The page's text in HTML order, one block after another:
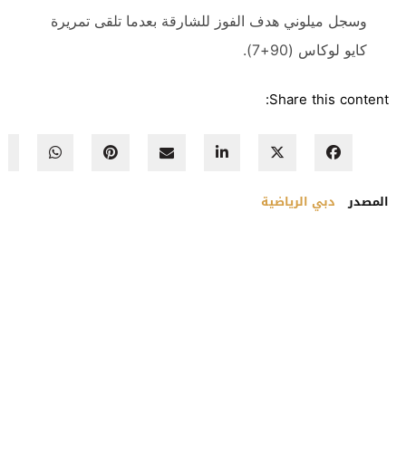
وسجل ميلوني هدف الفوز للشارقة بعدما تلقى تمريرة
كايو لوكاس (90+7).
Share this content:
المصدر دبي الرياضية